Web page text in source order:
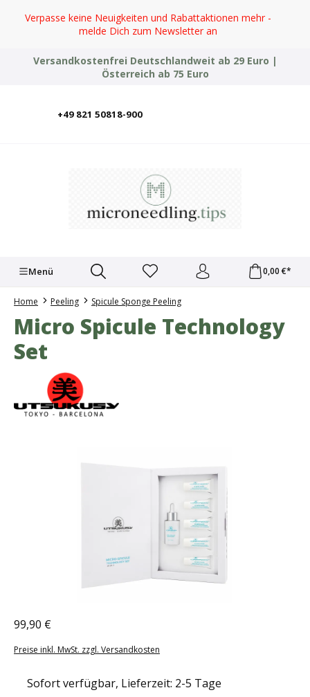
Zum Hauptinhalt springen
Verpasse keine Neuigkeiten und Rabattaktionen mehr -
melde Dich zum Newsletter an
Versandkostenfrei Deutschlandweit ab 29 Euro |
Österreich ab 75 Euro
+49 821 50818-900
Menü 0,00 €*
Home Peeling Spicule Sponge Peeling
Micro Spicule Technology
Set
Regulärer Preis:
99,90 €
Preise inkl. MwSt. zzgl. Versandkosten
Sofort verfügbar, Lieferzeit: 2-5 Tage